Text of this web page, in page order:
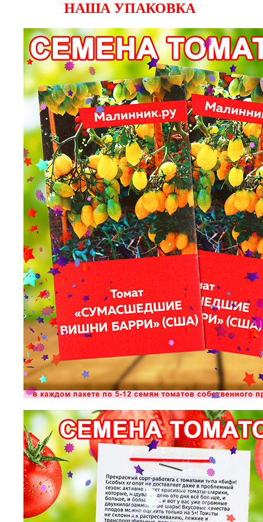
НАША УПАКОВКА